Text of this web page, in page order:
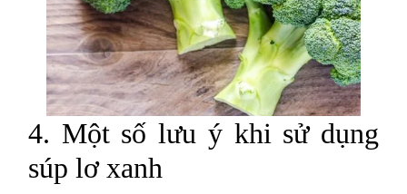
4. Một số lưu ý khi sử dụng
súp lơ xanh